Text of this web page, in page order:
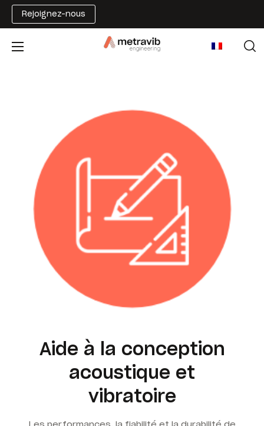
Rejoignez-nous
Aide à la conception
acoustique et
vibratoire